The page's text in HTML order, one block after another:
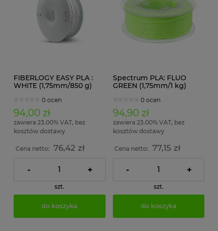
FIBERLOGY EASY PLA :
WHITE (1,75mm/850 g)
0 ocen
94,00 zł
zawiera 23.00% VAT, bez
kosztów dostawy
Cena netto: 76,42 zł
- +
szt.
do koszyka
Spectrum PLA: FLUO
GREEN (1,75mm/1 kg)
0 ocen
94,90 zł
zawiera 23.00% VAT, bez
kosztów dostawy
Cena netto: 77,15 zł
- +
szt.
do koszyka